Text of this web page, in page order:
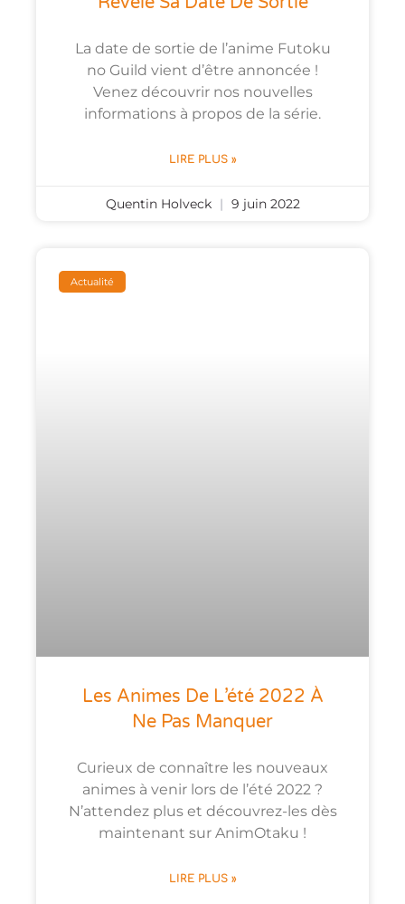
La date de sortie de l’anime Futoku
no Guild vient d’être annoncée !
Venez découvrir nos nouvelles
informations à propos de la série.
LIRE PLUS »
Quentin Holveck 9 juin 2022
Actualité
Les Animes De L’été 2022 À
Ne Pas Manquer
Curieux de connaître les nouveaux
animes à venir lors de l’été 2022 ?
N’attendez plus et découvrez-les dès
maintenant sur AnimOtaku !
LIRE PLUS »